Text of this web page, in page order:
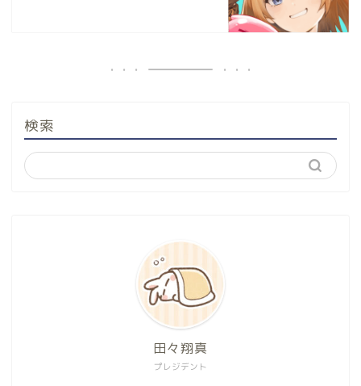
検索
プレジデント
田々翔真